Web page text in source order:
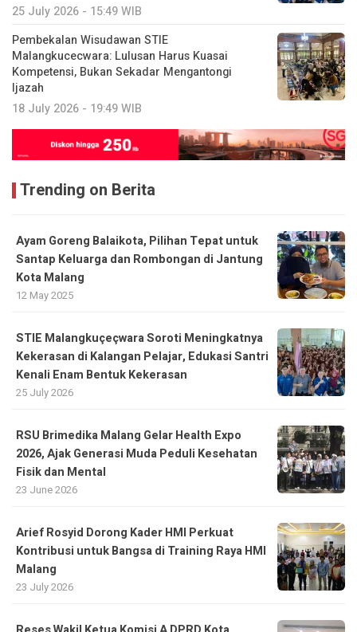
25 July 2026 - 15:49 WIB
Pembekalan Wisudawan STIE
Malangkucecwara: Lulusan Harus Kuasai
Kompetensi, Bukan Sekadar Mengantongi
Ijazah
18 July 2026 - 19:49 WIB
Trending on Berita
Ayam Goreng Balaikota, Pilihan Tepat untuk
Santap Keluarga dan Rombongan di Jantung
Kota Malang
12 May 2025
STIE Malangkuçeçwara Soroti Meningkatnya
Kekerasan di Kalangan Pelajar, Edukasi Santri
Kenali Enam Bentuk Kekerasan
25 July 2026
RSU Brimedika Malang Gelar Health Expo
2026, Ajak Generasi Muda Peduli Kesehatan
Fisik dan Mental
23 June 2026
Arief Rosyid Dorong Kader HMI Perkuat
Kontribusi untuk Bangsa di Training Raya HMI
Malang
23 July 2026